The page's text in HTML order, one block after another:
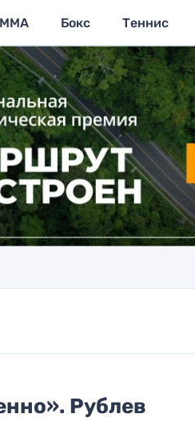
MMA Бокс Теннис
Рублев